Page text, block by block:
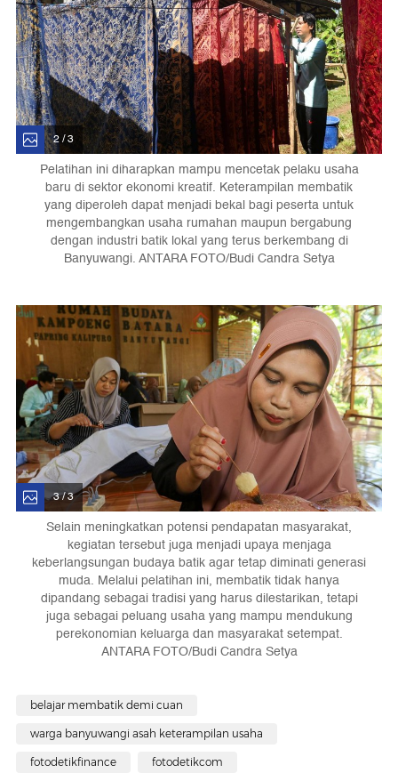
2 / 3
Pelatihan ini diharapkan mampu mencetak pelaku usaha
baru di sektor ekonomi kreatif. Keterampilan membatik
yang diperoleh dapat menjadi bekal bagi peserta untuk
mengembangkan usaha rumahan maupun bergabung
dengan industri batik lokal yang terus berkembang di
Banyuwangi. ANTARA FOTO/Budi Candra Setya
3 / 3
Selain meningkatkan potensi pendapatan masyarakat,
kegiatan tersebut juga menjadi upaya menjaga
keberlangsungan budaya batik agar tetap diminati generasi
muda. Melalui pelatihan ini, membatik tidak hanya
dipandang sebagai tradisi yang harus dilestarikan, tetapi
juga sebagai peluang usaha yang mampu mendukung
perekonomian keluarga dan masyarakat setempat.
ANTARA FOTO/Budi Candra Setya
belajar membatik demi cuan
warga banyuwangi asah keterampilan usaha
fotodetikfinance fotodetikcom